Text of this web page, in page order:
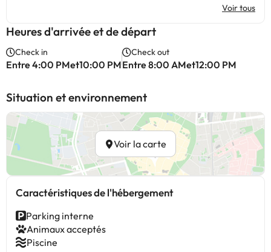
Voir tous
Heures d'arrivée et de départ
Check in
Entre 4:00 PMet10:00 PM
Check out
Entre 8:00 AMet12:00 PM
Situation et environnement
Voir la carte
Caractéristiques de l'hébergement
Parking interne
Animaux acceptés
Piscine